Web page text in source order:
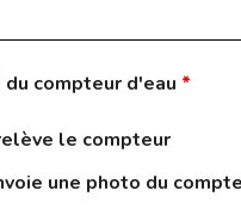
du compteur d'eau *
le compteur
une photo du